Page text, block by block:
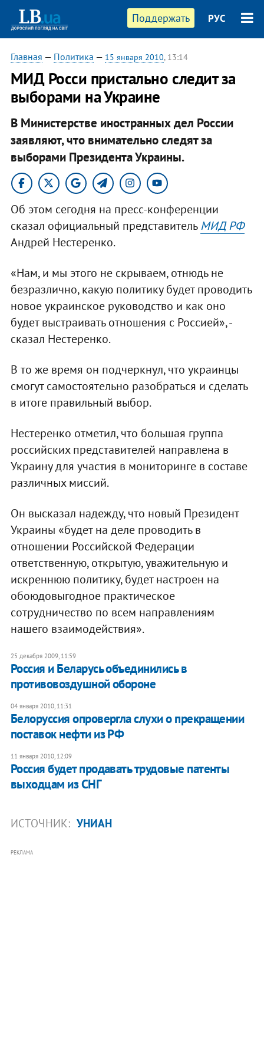
Поддержать РУС
Главная — Политика — 15 января 2010, 13:14
МИД Росси пристально следит за
выборами на Украине
В Министерстве иностранных дел России
заявляют, что внимательно следят за
выборами Президента Украины.
Об этом сегодня на пресс-конференции
сказал официальный представительМИД РФ
Андрей Нестеренко.
«Нам, и мы этого не скрываем, отнюдь не
безразлично, какую политику будет проводить
новое украинское руководство и как оно
будет выстраивать отношения с Россией», -
сказал Нестеренко.
В то же время он подчеркнул, что украинцы
смогут самостоятельно разобраться и сделать
в итоге правильный выбор.
Нестеренко отметил, что большая группа
российских представителей направлена в
Украину для участия в мониторинге в составе
различных миссий.
Он высказал надежду, что новый Президент
Украины «будет на деле проводить в
отношении Российской Федерации
ответственную, открытую, уважительную и
искреннюю политику, будет настроен на
обоюдовыгодное практическое
сотрудничество по всем направлениям
нашего взаимодействия».
25 декабря 2009, 11:59
Россия и Беларусь объединились в
противовоздушной обороне
04 января 2010, 11:31
Белоруссия опровергла слухи о прекращении
поставок нефти из РФ
11 января 2010, 12:09
Россия будет продавать трудовые патенты
выходцам из СНГ
ИСТОЧНИК: УНИАН
РЕКЛАМА